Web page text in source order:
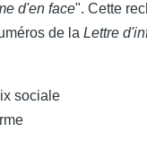
d'en face". Cette
de la Lettre
sociale